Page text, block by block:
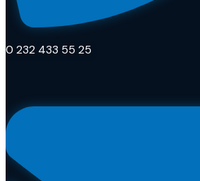
0 232 433 55 25